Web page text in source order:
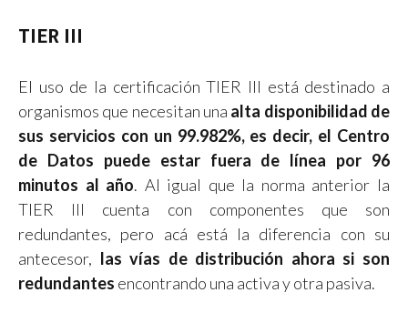
TIER III
El uso de la certificación TIER III está destinado a
organismos que necesitan una alta disponibilidad de
sus servicios con un 99.982%, es decir, el Centro
de Datos puede estar fuera de línea por 96
minutos al año. Al igual que la norma anterior la
TIER III cuenta con componentes que son
redundantes, pero acá está la diferencia con su
antecesor, las vías de distribución ahora si son
redundantes encontrando una activa y otra pasiva.